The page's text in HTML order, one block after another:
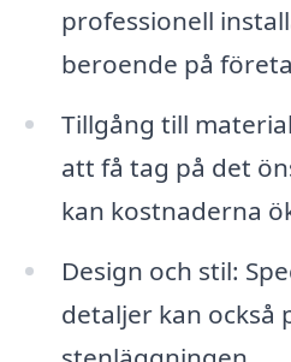
professionell
beroende på
Tillgång till
att få tag på det
kan kostnaderna
Design och stil:
detaljer kan också